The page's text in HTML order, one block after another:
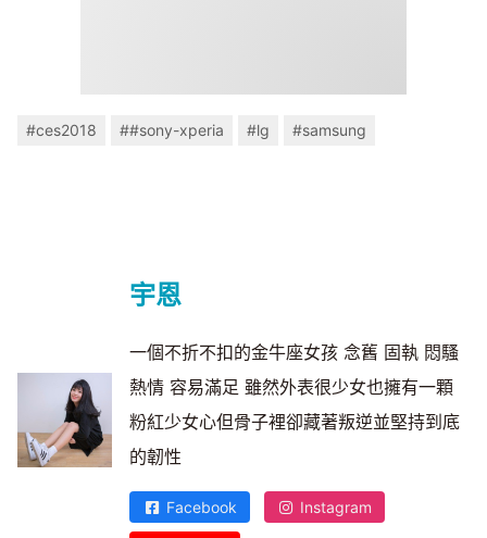
#ces2018 ##sony-xperia #lg #samsung
宇恩
一個不折不扣的金牛座女孩 念舊 固執 悶騷
熱情 容易滿足 雖然外表很少女也擁有一顆
粉紅少女心但骨子裡卻藏著叛逆並堅持到底
的韌性
Facebook Instagram